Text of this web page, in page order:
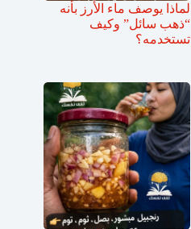
لماذا يوصف ماء الأرز بأنه
“ذهب سائل” وكيف
تستخدمه؟